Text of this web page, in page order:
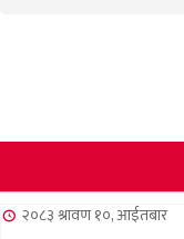
२०८३ श्रावण १०, आईतबार